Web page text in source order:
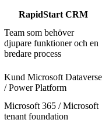
RapidStart CRM
Team som behöver
djupare funktioner och en
bredare process
Kund Microsoft Dataverse
/ Power Platform
Microsoft 365 / Microsoft
tenant foundation